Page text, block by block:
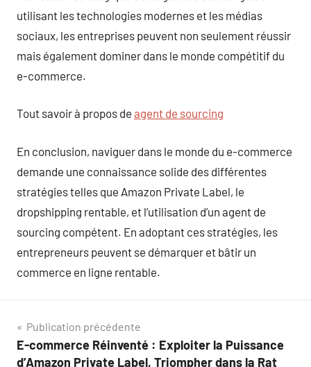
utilisant les technologies modernes et les médias
sociaux, les entreprises peuvent non seulement réussir
mais également dominer dans le monde compétitif du
e-commerce.
Tout savoir à propos de agent de sourcing
En conclusion, naviguer dans le monde du e-commerce
demande une connaissance solide des différentes
stratégies telles que Amazon Private Label, le
dropshipping rentable, et l’utilisation d’un agent de
sourcing compétent. En adoptant ces stratégies, les
entrepreneurs peuvent se démarquer et bâtir un
commerce en ligne rentable.
Navigation
de
Publication précédente
E-commerce Réinventé : Exploiter la Puissance
d’Amazon Private Label, Triompher dans la Rat